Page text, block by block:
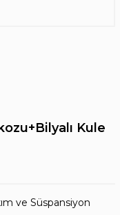
Kule
ve Süspansiyon